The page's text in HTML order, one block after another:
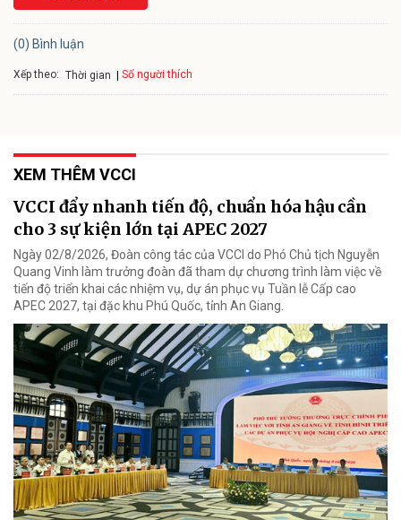
(0) Bình luận
Xếp theo: Thời gian Số người thích
XEM THÊM VCCI
VCCI đẩy nhanh tiến độ, chuẩn hóa hậu cần
cho 3 sự kiện lớn tại APEC 2027
Ngày 02/8/2026, Đoàn công tác của VCCI do Phó Chủ tịch Nguyễn
Quang Vinh làm trưởng đoàn đã tham dự chương trình làm việc về
tiến độ triển khai các nhiệm vụ, dự án phục vụ Tuần lễ Cấp cao
APEC 2027, tại đặc khu Phú Quốc, tỉnh An Giang.